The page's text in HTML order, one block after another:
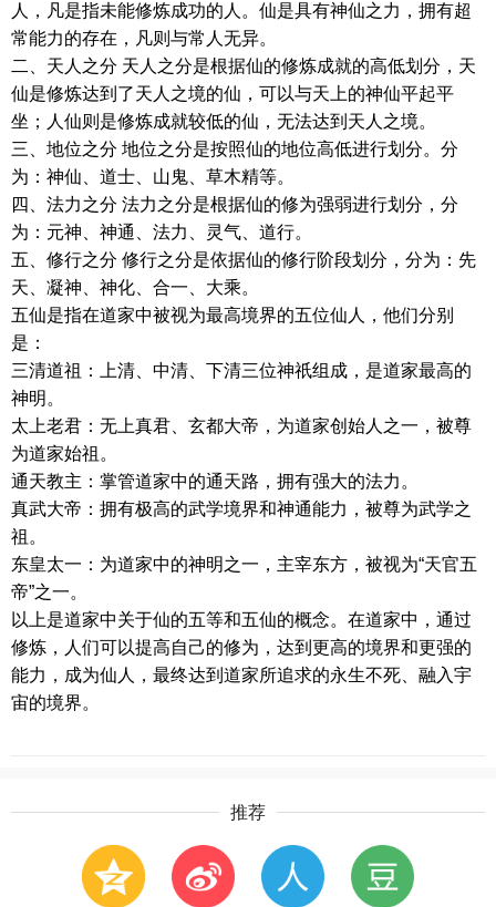
人，凡是指未能修炼成功的人。仙是具有神仙之力，拥有超
常能力的存在，凡则与常人无异。
二、天人之分 天人之分是根据仙的修炼成就的高低划分，天
仙是修炼达到了天人之境的仙，可以与天上的神仙平起平
坐；人仙则是修炼成就较低的仙，无法达到天人之境。
三、地位之分 地位之分是按照仙的地位高低进行划分。分
为：神仙、道士、山鬼、草木精等。
四、法力之分 法力之分是根据仙的修为强弱进行划分，分
为：元神、神通、法力、灵气、道行。
五、修行之分 修行之分是依据仙的修行阶段划分，分为：先
天、凝神、神化、合一、大乘。
五仙是指在道家中被视为最高境界的五位仙人，他们分别
是：
三清道祖：上清、中清、下清三位神祇组成，是道家最高的
神明。
太上老君：无上真君、玄都大帝，为道家创始人之一，被尊
为道家始祖。
通天教主：掌管道家中的通天路，拥有强大的法力。
真武大帝：拥有极高的武学境界和神通能力，被尊为武学之
祖。
东皇太一：为道家中的神明之一，主宰东方，被视为“天官五
帝”之一。
以上是道家中关于仙的五等和五仙的概念。在道家中，通过
修炼，人们可以提高自己的修为，达到更高的境界和更强的
能力，成为仙人，最终达到道家所追求的永生不死、融入宇
宙的境界。
推荐